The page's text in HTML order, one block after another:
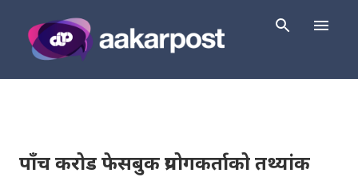
पाँच करोड फेसबुक प्रयोगकर्ताको तथ्यांक